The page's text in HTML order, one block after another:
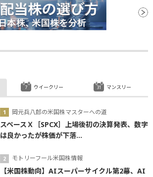
岡元兵八郎の米国株マスターへの道
スペースＸ［SPCX］上場後初の決算発表、数字
は良かったが株価が下落...
モトリーフール米国株情報
【米国株動向】AIスーパーサイクル第2幕、AI
ウイークリー マンスリー